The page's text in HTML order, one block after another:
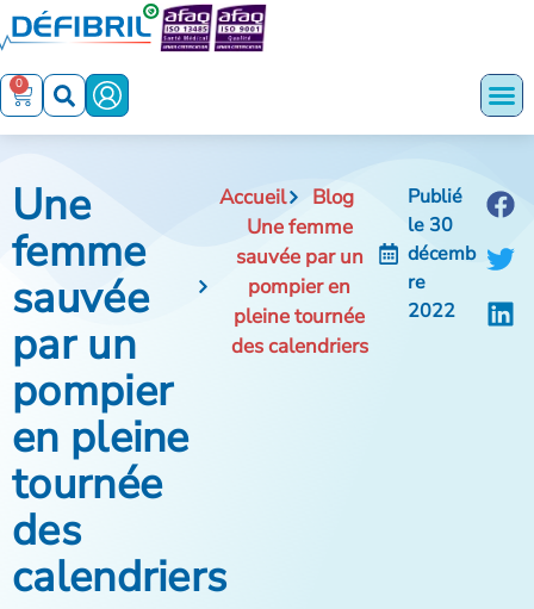
0
Une
femme
sauvée
par un
pompier
en pleine
tournée
des
calendriers
Accueil
Blog
Une femme
sauvée par un
pompier en
pleine tournée
des calendriers
Publié
le 30
décemb
re
2022